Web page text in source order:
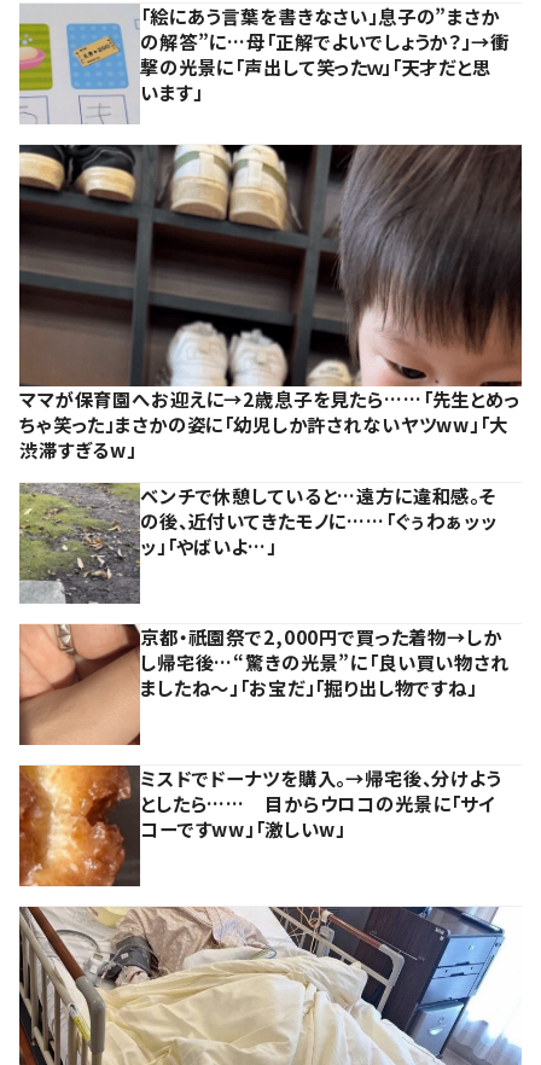
「絵にあう言葉を書きなさい」息子の”まさか
の解答”に…母「正解でよいでしょうか？」→衝
撃の光景に「声出して笑ったｗ」「天才だと思
います」
ママが保育園へお迎えに→2歳息子を見たら……「先生とめっ
ちゃ笑った」まさかの姿に「幼児しか許されないヤツww」「大
渋滞すぎるw」
ベンチで休憩していると…遠方に違和感。そ
の後、近付いてきたモノに……「ぐぅわぁッッ
ッ」「やばいよ…」
京都・祇園祭で2,000円で買った着物→しか
し帰宅後…“驚きの光景”に「良い買い物され
ましたね～」「お宝だ」「掘り出し物ですね」
ミスドでドーナツを購入。→帰宅後、分けよう
としたら…… 目からウロコの光景に「サイ
コーですww」「激しいw」